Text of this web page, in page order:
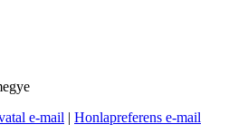
e-mail | Honlapreferens e-mail